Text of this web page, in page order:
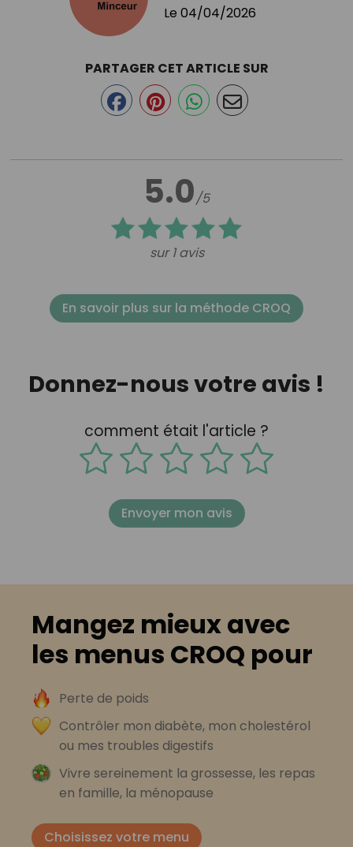
Le 04/04/2026
5.0/5
sur 1 avis
PARTAGER CET ARTICLE SUR
En savoir plus sur la méthode CROQ
Donnez-nous votre avis !
comment était l'article ?
Envoyer mon avis
Mangez mieux avec
les menus CROQ pour
Perte de poids
Contrôler mon diabète, mon cholestérol
ou mes troubles digestifs
Vivre sereinement la grossesse, les repas
en famille, la ménopause
Choisissez votre menu